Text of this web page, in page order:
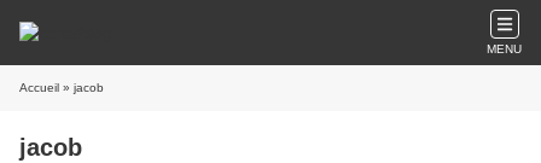
MENU
Accueil » jacob
jacob